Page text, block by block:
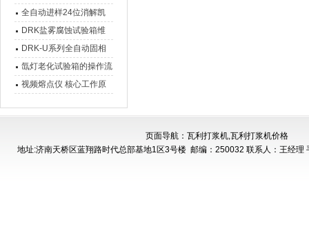
高速离心机技术参数
全自动进样24位消解凯
氏定氮仪设备介绍
DRK盐雾腐蚀试验箱维
护窍门
DRK-U系列全自动固相
萃取仪简介
氙灯老化试验箱的操作流
程复杂吗？
视频熔点仪 核心工作原
页面导航：瓦利打浆机,瓦利打浆机价格
地址:济南天桥区蓝翔路时代总部基地1区3号楼 邮编：250032 联系人：王经